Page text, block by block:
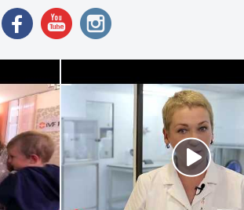
augstas kvalifikācijas laboratorijas
produktu gan ilgstošai kriogēnai
ar GMP standartiem. Mūsu ''iVF Riga''
standartiem pasaulē – GMP (Good
apstākļos, tiek iegūtas cilmes šūnas no
Izvēloties iVF Riga Cilmes šūnu centru, Jūs
ģimenei!
Cilmes šūnu centrs iVF Riga piedāvā
• Individuālo bezmaksas konsultāciju par cilmes
• Ekskursijas Cilmes šūnu centra laboratorijā.